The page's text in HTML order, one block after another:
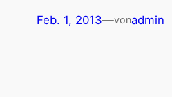
Feb. 1, 2013—vonadmin